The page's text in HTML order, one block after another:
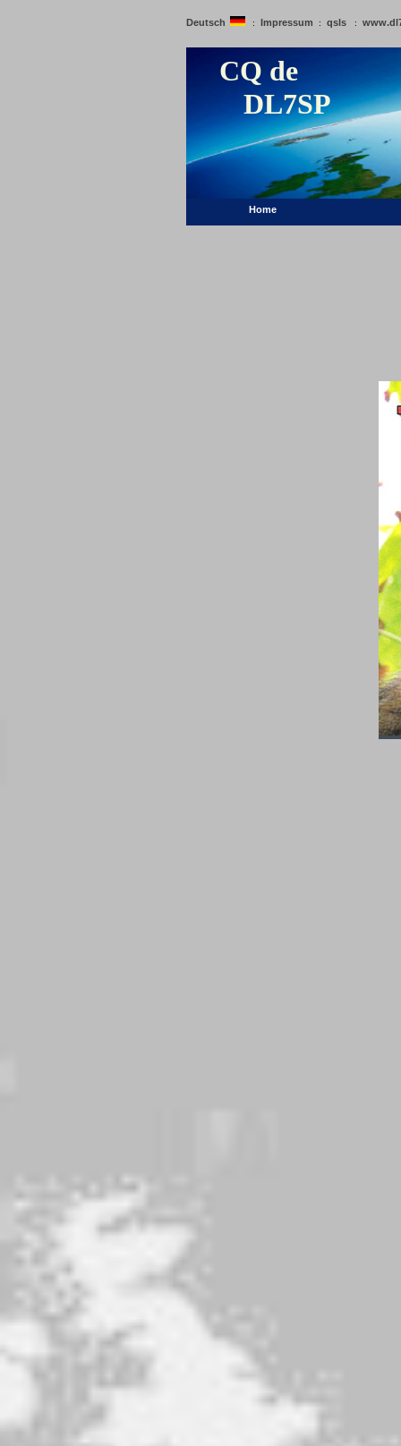
Deutsch : Impressum : qsls :
CQ de
DL7SP
Home